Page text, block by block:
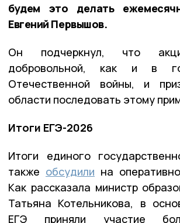
будем это делать
Евгений Первышов.
Он подчеркнул, что
добровольной, как и в
Отечественной войны, и
области последовать этому
Итоги ЕГЭ-2026
Итоги единого
также обсудили на
Как рассказала министр
Татьяна Котельникова, в
ЕГЭ приняли участие